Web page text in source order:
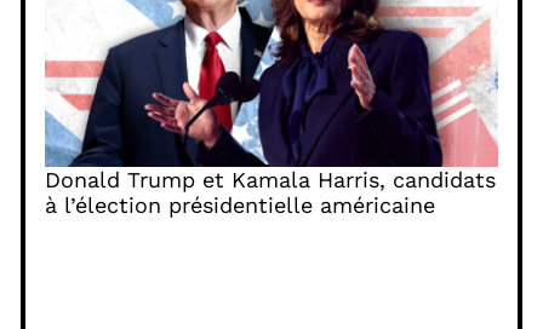
Donald Trump et Kamala Harris, candidats
à l’élection présidentielle américaine